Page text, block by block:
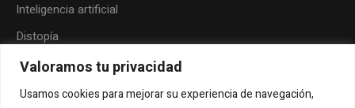
Valoramos tu privacidad
Usamos cookies para mejorar su experiencia de navegación,
Inteligencia artificial
Distopía
Neoindigenismo
Posthumanismo